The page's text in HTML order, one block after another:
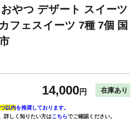
やつ デザート スイーツ
フェスイーツ 7種 7個 国
14,000円 在庫あり
以内を推奨しております。
詳しく知りたい方はこちらでご確認ください。